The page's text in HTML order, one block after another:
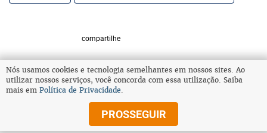
compartilhe
VOLTAR AO TOPO
© Copyright 2025 Diários Associados
Todos os direitos reservados.
Nós usamos cookies e tecnologia semelhantes em nossos sites. Ao
utilizar nossos serviços, você concorda com essa utilização. Saiba
mais em Política de Privacidade.
PROSSEGUIR